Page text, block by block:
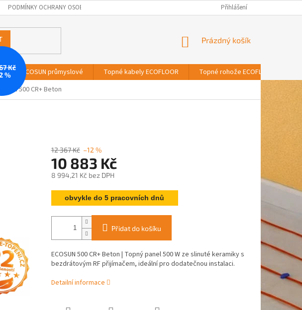
PODMÍNKY OCHRANY OSOBNÍCH ÚDAJŮ Přihlášení
NÁKUPNÍ
Prázdný košík
panely ECOSUN průmyslové Topné kabely ECOFLOOR Topné rohože ECOFLOOR
500 CR+ Beton
Kč
%
12 367 Kč –12 %
10 883 Kč
8 994,21 Kč bez DPH
Měrná
cena:obvykle do 5 pracovních dnů
Přidat do košíku
ECOSUN 500 CR+ Beton | Topný panel 500 W ze slinuté keramiky s
bezdrátovým RF přijímačem, ideální pro dodatečnou instalaci.
Detailní informace